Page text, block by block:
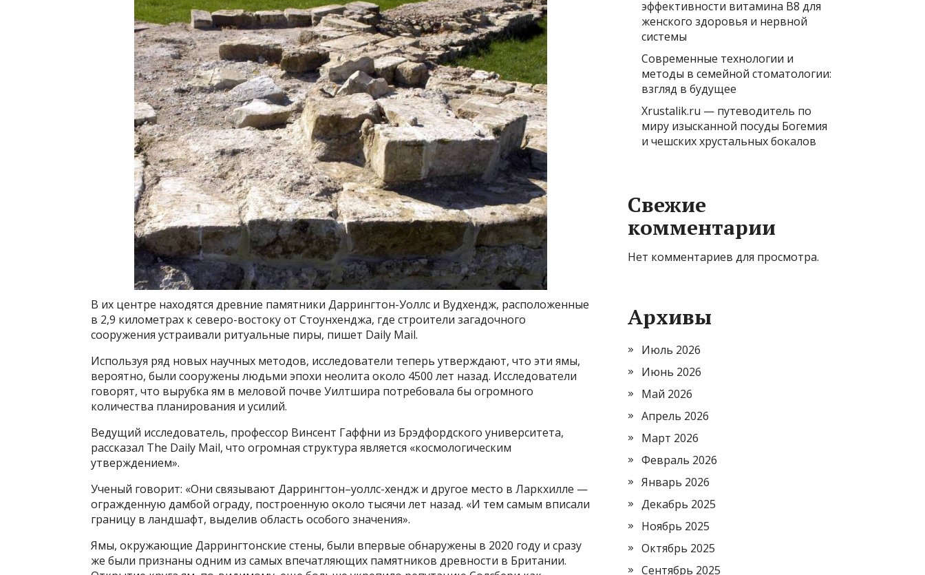
В их центре находятся древние памятники Даррингтон-Уоллс и Вудхендж, расположенные
в 2,9 километрах к северо-востоку от Стоунхенджа, где строители загадочного
сооружения устраивали ритуальные пиры, пишет Daily Mail.
Используя ряд новых научных методов, исследователи теперь утверждают, что эти ямы,
вероятно, были сооружены людьми эпохи неолита около 4500 лет назад. Исследователи
говорят, что вырубка ям в меловой почве Уилтшира потребовала бы огромного
количества планирования и усилий.
Ведущий исследователь, профессор Винсент Гаффни из Брэдфордского университета,
рассказал The Daily Mail, что огромная структура является «космологическим
утверждением».
Ученый говорит: «Они связывают Даррингтон–уоллс-хендж и другое место в Ларкхилле —
огражденную дамбой ограду, построенную около тысячи лет назад. «И тем самым вписали
границу в ландшафт, выделив область особого значения».
Ямы, окружающие Даррингтонские стены, были впервые обнаружены в 2020 году и сразу
же были признаны одним из самых впечатляющих памятников древности в Британии.
эффективности витамина B8 для
женского здоровья и нервной
системы
Современные технологии и
методы в семейной стоматологии:
взгляд в будущее
Xrustalik.ru — путеводитель по
миру изысканной посуды Богемия
и чешских хрустальных бокалов
Свежие
комментарии
Нет комментариев для просмотра.
Архивы
Июль 2026
Июнь 2026
Май 2026
Апрель 2026
Март 2026
Февраль 2026
Январь 2026
Декабрь 2025
Ноябрь 2025
Октябрь 2025
Сентябрь 2025